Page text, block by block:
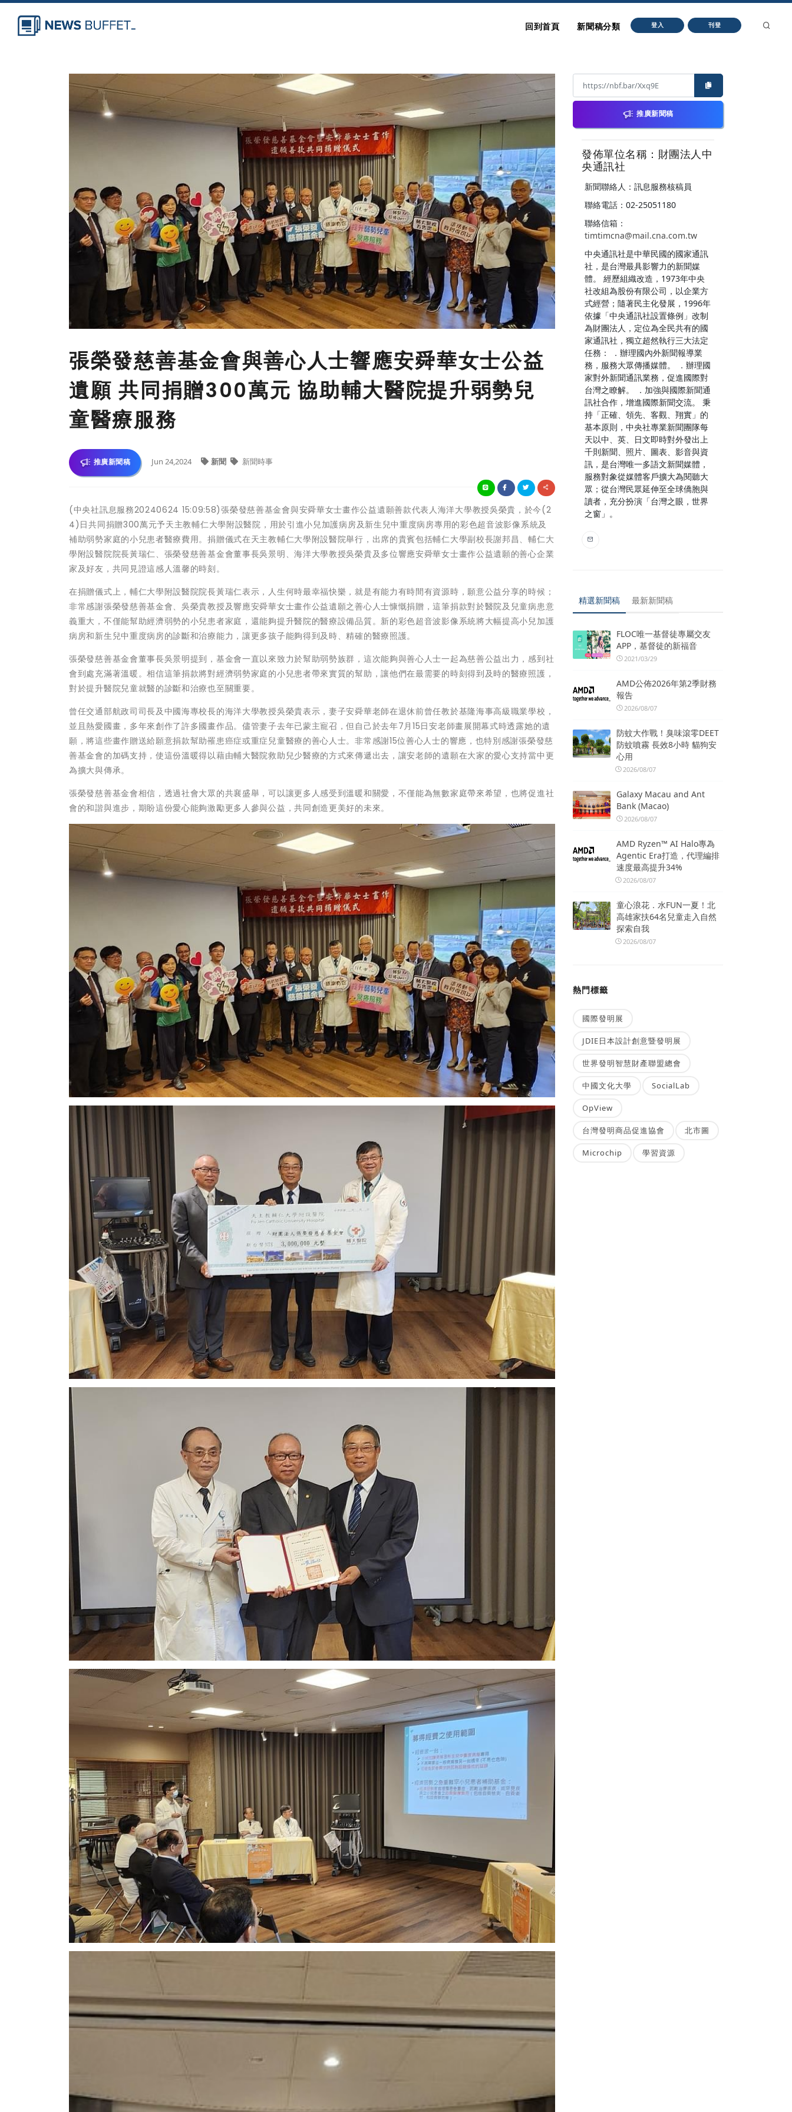
回到首頁 新聞稿分類 登入 刊登
張榮發慈善基金會與善心人士響應安舜華女士公益
遺願 共同捐贈300萬元 協助輔大醫院提升弱勢兒
童醫療服務
推廣新聞稿 Jun 24,2024 新聞 新聞時事
(中央社訊息服務20240624 15:09:58)張榮發慈善基金會與安舜華女士畫作公益遺願善款代表人海洋大學教授吳榮貴，於今(2
4)日共同捐贈300萬元予天主教輔仁大學附設醫院，用於引進小兒加護病房及新生兒中重度病房專用的彩色超音波影像系統及
補助弱勢家庭的小兒患者醫療費用。捐贈儀式在天主教輔仁大學附設醫院舉行，出席的貴賓包括輔仁大學副校長謝邦昌、輔仁大
學附設醫院院長黃瑞仁、張榮發慈善基金會董事長吳景明、海洋大學教授吳榮貴及多位響應安舜華女士畫作公益遺願的善心企業
家及好友，共同見證這感人溫馨的時刻。
在捐贈儀式上，輔仁大學附設醫院院長黃瑞仁表示，人生何時最幸福快樂，就是有能力有時間有資源時，願意公益分享的時候；
非常感謝張榮發慈善基金會、吳榮貴教授及響應安舜華女士畫作公益遺願之善心人士慷慨捐贈，這筆捐款對於醫院及兒童病患意
義重大，不僅能幫助經濟弱勢的小兒患者家庭，還能夠提升醫院的醫療設備品質。新的彩色超音波影像系統將大幅提高小兒加護
病房和新生兒中重度病房的診斷和治療能力，讓更多孩子能夠得到及時、精確的醫療照護。
張榮發慈善基金會董事長吳景明提到，基金會一直以來致力於幫助弱勢族群，這次能夠與善心人士一起為慈善公益出力，感到社
會到處充滿著溫暖。相信這筆捐款將對經濟弱勢家庭的小兒患者帶來實質的幫助，讓他們在最需要的時刻得到及時的醫療照護，
對於提升醫院兒童就醫的診斷和治療也至關重要。
曾任交通部航政司司長及中國海專校長的海洋大學教授吳榮貴表示，妻子安舜華老師在退休前曾任教於基隆海事高級職業學校，
並且熱愛國畫，多年來創作了許多國畫作品。儘管妻子去年已蒙主寵召，但自己於去年7月15日安老師畫展開幕式時透露她的遺
願，將這些畫作贈送給願意捐款幫助罹患癌症或重症兒童醫療的善心人士。非常感謝15位善心人士的響應，也特別感謝張榮發慈
善基金會的加碼支持，使這份溫暖得以藉由輔大醫院救助兒少醫療的方式來傳遞出去，讓安老師的遺願在大家的愛心支持當中更
為擴大與傳承。
張榮發慈善基金會相信，透過社會大眾的共襄盛舉，可以讓更多人感受到溫暖和關愛，不僅能為無數家庭帶來希望，也將促進社
會的和諧與進步，期盼這份愛心能夠激勵更多人參與公益，共同創造更美好的未來。
推廣新聞稿
發佈單位名稱：財團法人中
央通訊社
新聞聯絡人：訊息服務核稿員
聯絡電話：02-25051180
聯絡信箱：
timtimcna@mail.cna.com.tw
中央通訊社是中華民國的國家通訊
社，是台灣最具影響力的新聞媒
體。 經歷組織改造，1973年中央
社改組為股份有限公司，以企業方
式經營；隨著民主化發展，1996年
依據「中央通訊社設置條例」改制
為財團法人，定位為全民共有的國
家通訊社，獨立超然執行三大法定
任務： ．辦理國內外新聞報導業
務，服務大眾傳播媒體。 ．辦理國
家對外新聞通訊業務，促進國際對
台灣之瞭解。 ．加強與國際新聞通
訊社合作，增進國際新聞交流。 秉
持「正確、領先、客觀、翔實」的
基本原則，中央社專業新聞團隊每
天以中、英、日文即時對外發出上
千則新聞、照片、圖表、影音與資
訊，是台灣唯一多語文新聞媒體，
服務對象從媒體客戶擴大為閱聽大
眾；從台灣民眾延伸至全球僑胞與
讀者，充分扮演「台灣之眼，世界
之窗」。
精選新聞稿 最新新聞稿
FLOC唯一基督徒專屬交友
APP，基督徒的新福音
2021/03/29
AMD公佈2026年第2季財務
報告
2026/08/07
防蚊大作戰！臭味滾零DEET
防蚊噴霧 長效8小時 貓狗安
心用
2026/08/07
Galaxy Macau and Ant
Bank (Macao)
2026/08/07
AMD Ryzen™ AI Halo專為
Agentic Era打造，代理編排
速度最高提升34%
2026/08/07
童心浪花．水FUN一夏！北
高雄家扶64名兒童走入自然
探索自我
2026/08/07
熱門標籤
國際發明展
JDIE日本設計創意暨發明展
世界發明智慧財產聯盟總會
中國文化大學 SocialLab
OpView
台灣發明商品促進協會 北市圖
Microchip 學習資源